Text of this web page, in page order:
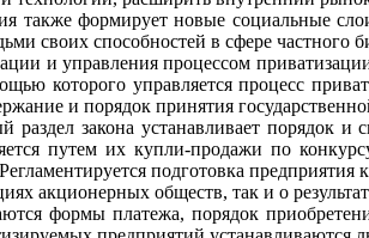
также формирует новые социальные
своих способностей в сфере частного
и управления процессом
которого управляется процесс
и порядок принятия
раздел закона устанавливает порядок
путем их купли-продажи по
подготовка
акционерных обществ, так и о
формы платежа, порядок